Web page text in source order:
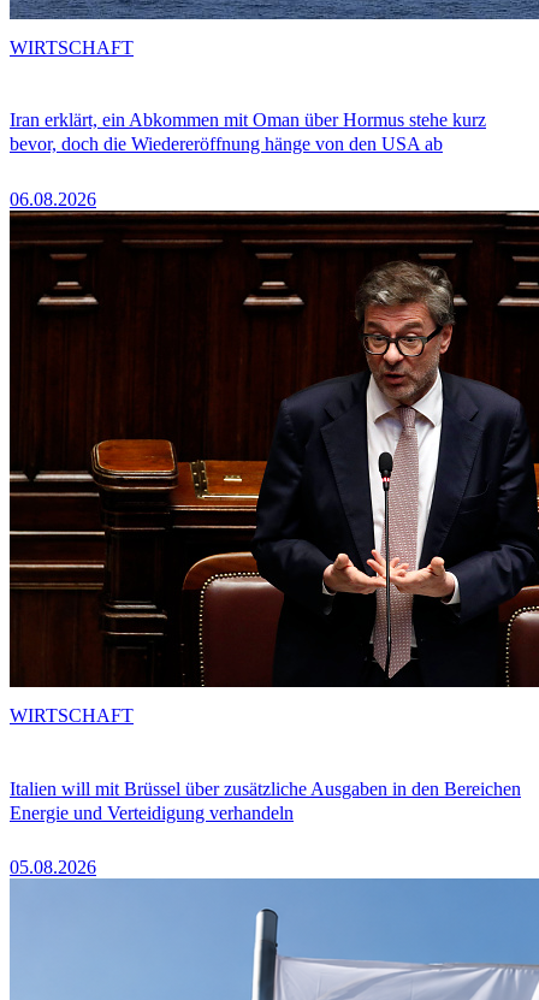
Iran erklärt, ein Abkommen mit Oman über Hormus stehe kurz
bevor, doch die Wiedereröffnung hänge von den USA ab
06.08.2026
WIRTSCHAFT
Italien will mit Brüssel über zusätzliche Ausgaben in den Bereichen
Energie und Verteidigung verhandeln
05.08.2026
WIRTSCHAFT